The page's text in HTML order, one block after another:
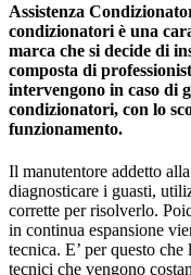
Assistenza
condizionatori è una
marca che si decide di
composta di
intervengono in caso di
condizionatori, con lo
funzionamento.
Il manutentore addetto
diagnosticare i guasti,
corrette per risolverlo.
in continua espansione
tecnica. E’ per questo
tecnici che vengono